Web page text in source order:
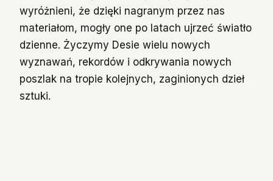
wyróżnieni, że dzięki nagranym przez nas
materiałom, mogły one po latach ujrzeć światło
dzienne. Życzymy Desie wielu nowych
wyznawań, rekordów i odkrywania nowych
poszlak na tropie kolejnych, zaginionych dzieł
sztuki.